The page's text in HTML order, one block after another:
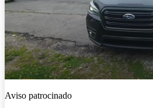
Aviso patrocinado